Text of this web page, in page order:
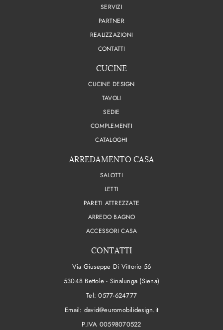
SERVIZI
PARTNER
REALIZZAZIONI
CONTATTI
CUCINE
CUCINE DESIGN
TAVOLI
SEDIE
COMPLEMENTI
CATALOGHI
ARREDAMENTO CASA
SALOTTI
LETTI
PARETI ATTREZZATE
ARREDO BAGNO
ACCESSORI CASA
CONTATTI
Via Giuseppe Di Vittorio 56
53048 Bettole - Sinalunga (Siena)
Tel:0577-624777
Email: david@euromobilidesign.it
P.IVA 00598070522